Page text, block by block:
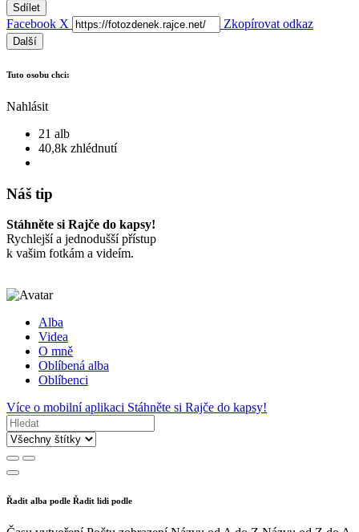
Sdílet
Facebook X Zkopírovat odkaz
Další
Tuto osobu chci:
Nahlásit
21 alb
40,8k zhlédnutí
Náš tip
Stáhněte si Rajče do kapsy!
Rychlejší a jednodušší přístup
k vašim fotkám a videím.
Alba
Videa
O mně
Oblíbená alba
Oblíbenci
Více o mobilní aplikaci Stáhněte si Rajče do kapsy!
Řadit alba podle Řadit lidi podle